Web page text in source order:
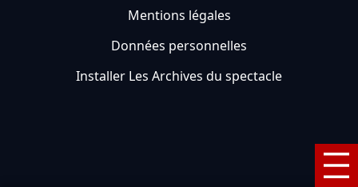
Mentions légales
Données personnelles
Installer Les Archives du spectacle